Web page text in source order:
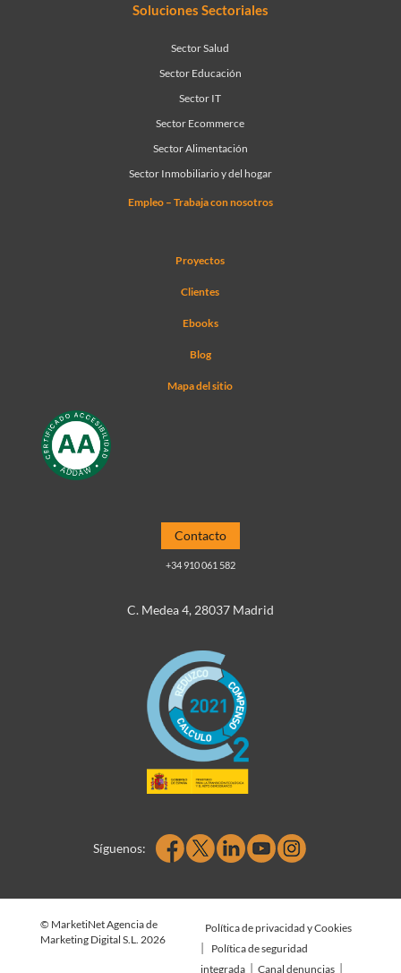
Soluciones Sectoriales
Sector Salud
Sector Educación
Sector IT
Sector Ecommerce
Sector Alimentación
Sector Inmobiliario y del hogar
Empleo – Trabaja con nosotros
Proyectos
Clientes
Ebooks
Blog
Mapa del sitio
Contacto
+34 910 061 582
C. Medea 4, 28037 Madrid
Síguenos:
© MarketiNet Agencia de
Marketing Digital S.L. 2026
Política de privacidad y Cookies
|
Política de seguridad
integrada | Canal denuncias |